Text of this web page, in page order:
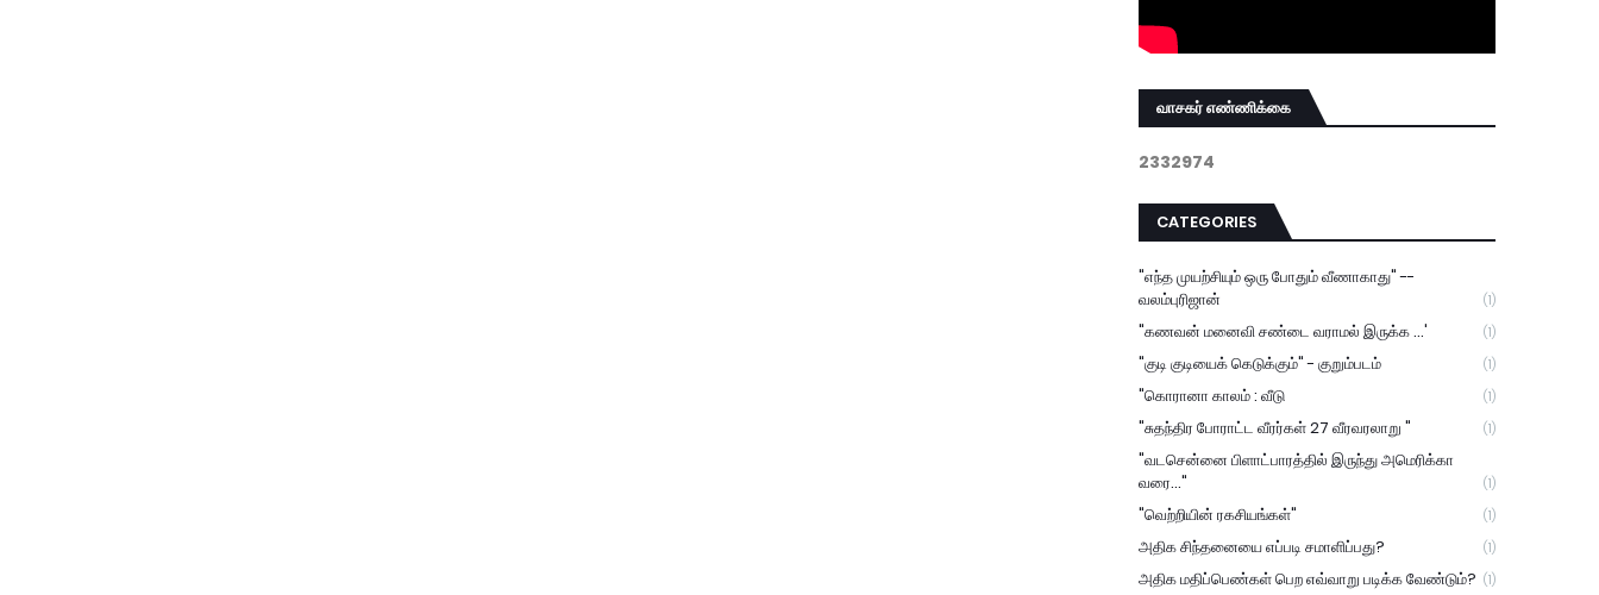
வாசகர் எண்ணிக்கை
2332974
CATEGORIES
"எந்த முயற்சியும் ஒரு போதும் வீணாகாது" --
வலம்புரிஜான்
(1)
"கணவன் மனைவி சண்டை வராமல் இருக்க ...' (1)
"குடி குடியைக் கெடுக்கும்" - குறும்படம் (1)
"கொரானா காலம் : வீடு (1)
"சுதந்திர போராட்ட வீரர்கள் 27 வீரவரலாறு " (1)
"வடசென்னை பிளாட்பாரத்தில் இருந்து அமெரிக்கா
வரை..."
(1)
"வெற்றியின் ரகசியங்கள்" (1)
அதிக சிந்தனையை எப்படி சமாளிப்பது? (1)
அதிக மதிப்பெண்கள் பெற எவ்வாறு படிக்க வேண்டும்? (1)